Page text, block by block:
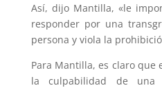
Así, dijo Mantilla, «le
responder por una
persona y viola la
Para Mantilla, es claro que
la culpabilidad de una